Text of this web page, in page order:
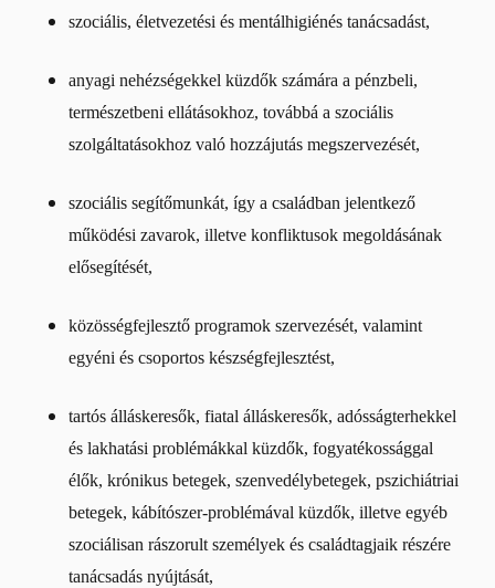
szociális, életvezetési és mentálhigiénés tanácsadást,
anyagi nehézségekkel küzdők számára a pénzbeli,
természetbeni ellátásokhoz, továbbá a szociális
szolgáltatásokhoz való hozzájutás megszervezését,
szociális segítőmunkát, így a családban jelentkező
működési zavarok, illetve konfliktusok megoldásának
elősegítését,
közösségfejlesztő programok szervezését, valamint
egyéni és csoportos készségfejlesztést,
tartós álláskeresők, fiatal álláskeresők, adósságterhekkel
és lakhatási problémákkal küzdők, fogyatékossággal
élők, krónikus betegek, szenvedélybetegek, pszichiátriai
betegek, kábítószer-problémával küzdők, illetve egyéb
szociálisan rászorult személyek és családtagjaik részére
tanácsadás nyújtását,